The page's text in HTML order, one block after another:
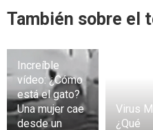
También sobre el
Increíble
vídeo: ¿Cómo
está el gato?
Una mujer cae
desde un
Virus
¿Qué